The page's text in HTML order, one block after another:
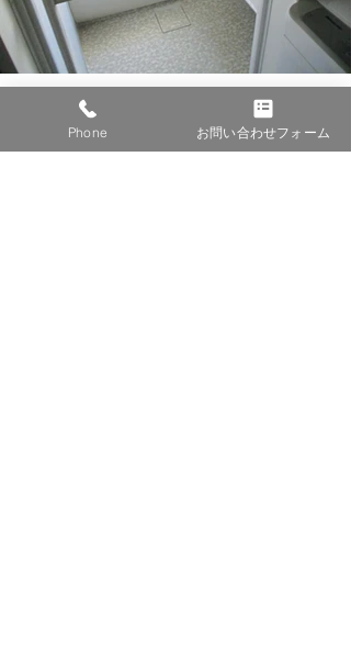
費用・工期・取り扱いメーカーなど、
まずはリフレホームへお気軽にご相談
Phone お問い合わせフォーム